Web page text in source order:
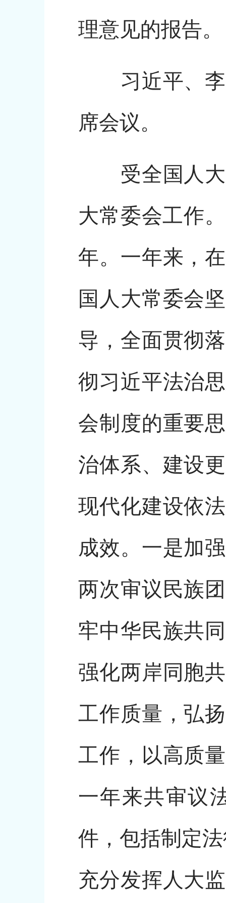
理意见的报告。
习近平、李
席会议。
受全国人大
大常委会工作
年。一年来，
国人大常委会
导，全面贯彻
彻习近平法治
会制度的重要
治体系、建设
现代化建设依
成效。一是加
两次审议民族
牢中华民族共
强化两岸同胞
工作质量，弘
工作，以高质
一年来共审议
件，包括制定
充分发挥人大